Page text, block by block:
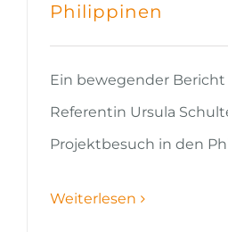
Philippinen
Ein bewegender
Referentin Ursula
Projektbesuch in den
Weiterlesen